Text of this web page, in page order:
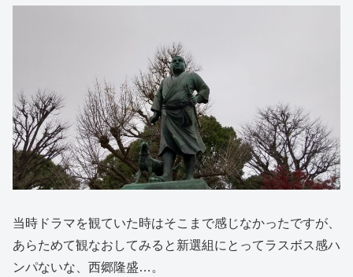
当時ドラマを観ていた時はそこまで感じなかったですが、
あらためて観なおしてみると新選組にとってラスボス感ハ
ンパないな、西郷隆盛…。